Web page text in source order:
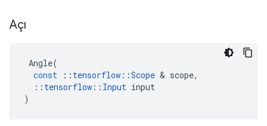
Açı
Angle(
const
:: tensorflow ::Scope & scope,
:: tensorflow :: Input input
)